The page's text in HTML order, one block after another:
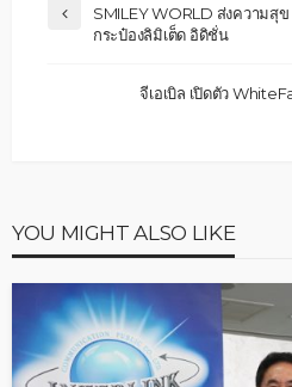
SMILEY WORLD ส่งความสุ
กระป๋องลิมิเต็ด อิดิชั่น
จีเอเบิล เปิดตัว
YOU MIGHT ALSO LIKE